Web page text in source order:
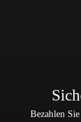
Bezahlen